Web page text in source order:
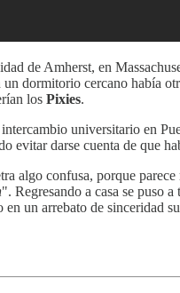
de Amherst, en
dormitorio cercano había
los Pixies.
intercambio universitario en
evitar darse cuenta de que
algo confusa, porque
". Regresando a casa se puso
en un arrebato de sinceridad